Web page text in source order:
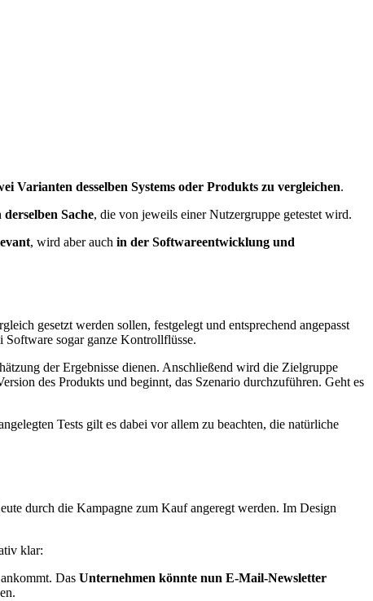
Varianten desselben Systems oder Produkts zu vergleichen.
Sache, die von jeweils einer Nutzergruppe getestet wird.
, wird aber auch in der Softwareentwicklung und
gesetzt werden sollen, festgelegt und entsprechend angepasst
Software sogar ganze Kontrollflüsse.
der Ergebnisse dienen. Anschließend wird die Zielgruppe
des Produkts und beginnt, das Szenario durchzuführen. Geht es
Tests gilt es dabei vor allem zu beachten, die natürliche
durch die Kampagne zum Kauf angeregt werden. Im Design
klar:
Das Unternehmen könnte nun E-Mail-Newsletter